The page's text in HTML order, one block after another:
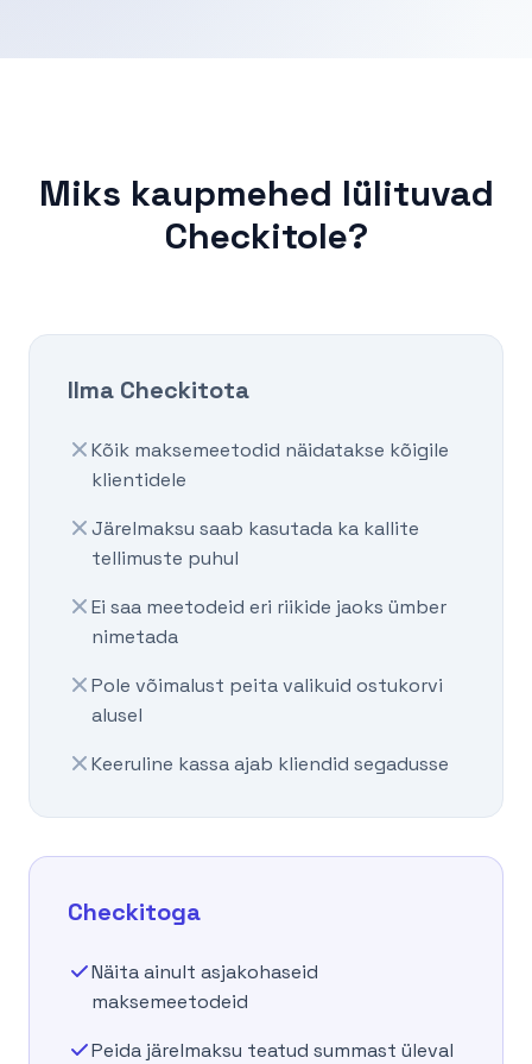
Miks kaupmehed lülituvad
Checkitole?
Ilma Checkitota
Kõik maksemeetodid näidatakse kõigile
klientidele
Järelmaksu saab kasutada ka kallite
tellimuste puhul
Ei saa meetodeid eri riikide jaoks ümber
nimetada
Pole võimalust peita valikuid ostukorvi
alusel
Keeruline kassa ajab kliendid segadusse
Checkitoga
Näita ainult asjakohaseid
maksemeetodeid
Peida järelmaksu teatud summast üleval